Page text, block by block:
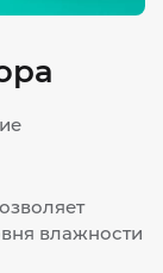
влажности